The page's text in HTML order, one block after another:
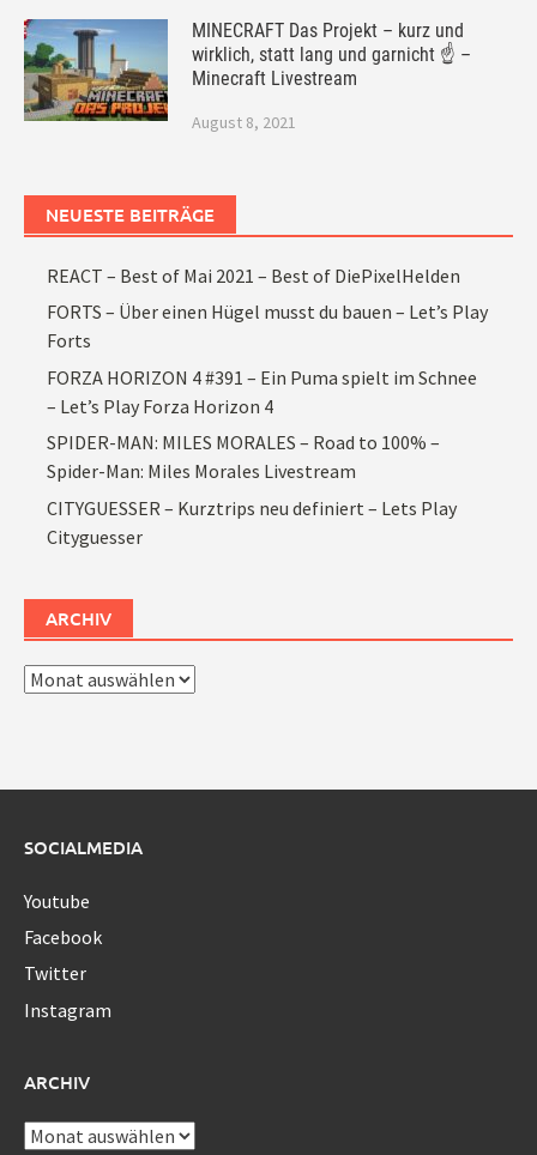
MINECRAFT Das Projekt – kurz und
wirklich, statt lang und garnicht ☝ –
Minecraft Livestream
August 8, 2021
NEUESTE BEITRÄGE
REACT – Best of Mai 2021 – Best of DiePixelHelden
FORTS – Über einen Hügel musst du bauen – Let’s Play
Forts
FORZA HORIZON 4 #391 – Ein Puma spielt im Schnee
– Let’s Play Forza Horizon 4
SPIDER-MAN: MILES MORALES – Road to 100% –
Spider-Man: Miles Morales Livestream
CITYGUESSER – Kurztrips neu definiert – Lets Play
Cityguesser
ARCHIV
Archiv
SOCIALMEDIA
Youtube
Facebook
Twitter
Instagram
ARCHIV
Archiv